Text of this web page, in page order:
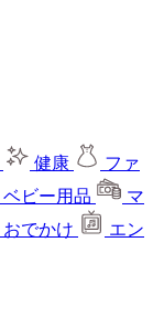
健康
ファ
ベビー用品
マ
おでかけ
エン